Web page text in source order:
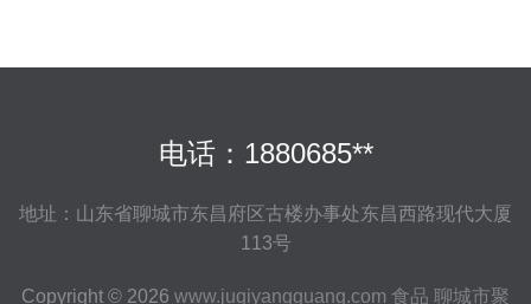
电话：1880685**
地址：山东省聊城市东昌府区古楼办事处东昌西路现代大厦
113号
Copyright © 2026 www.juqiyangguang.com 食品 聊城市聚